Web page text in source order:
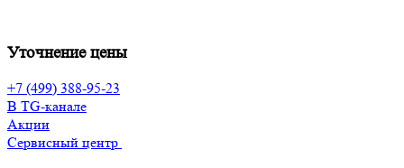
Уточнение цены
+7 (499) 388-95-23
В TG-канале
Акции
Сервисный центр